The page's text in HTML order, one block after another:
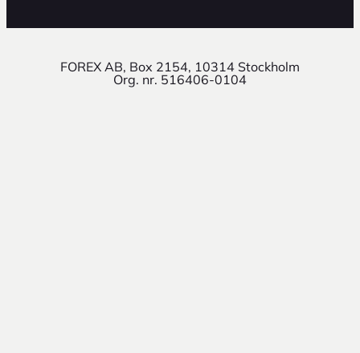
FOREX AB, Box 2154, 10314 Stockholm
Org. nr. 516406-0104